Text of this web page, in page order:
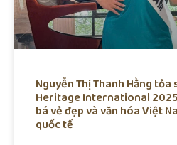
Nguyễn Thị Thanh Hằng tỏa
Heritage International
bá vẻ đẹp và văn hóa Việt
quốc tế